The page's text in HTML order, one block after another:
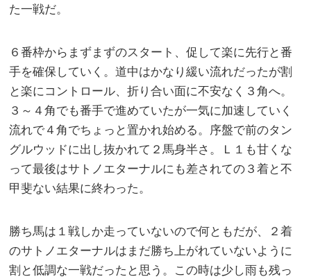
た一戦だ。
６番枠からまずまずのスタート、促して楽に先行と番
手を確保していく。道中はかなり緩い流れだったが割
と楽にコントロール、折り合い面に不安なく３角へ。
３～４角でも番手で進めていたが一気に加速していく
流れで４角でちょっと置かれ始める。序盤で前のタン
グルウッドに出し抜かれて２馬身半さ。Ｌ１も甘くな
って最後はサトノエターナルにも差されての３着と不
甲斐ない結果に終わった。
勝ち馬は１戦しか走っていないので何ともだが、２着
のサトノエターナルはまだ勝ち上がれていないように
割と低調な一戦だったと思う。この時は少し雨も残っ